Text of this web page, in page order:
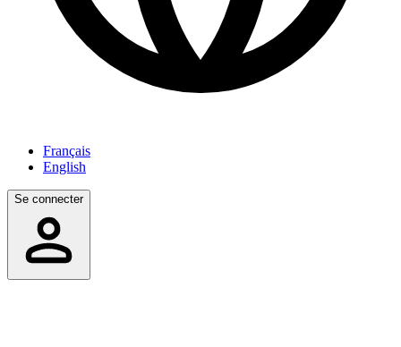
Français
English
Se connecter